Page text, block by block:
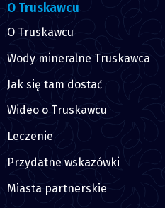
O Truskawcu
O Truskawcu
Wody mineralne Truskawca
Jak się tam dostać
Wideo o Truskawcu
Leczenie
Przydatne wskazówki
Miasta partnerskie